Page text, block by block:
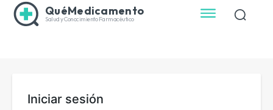
QuéMedicamento
Salud y Conocimiento Farmacéutico
Iniciar sesión